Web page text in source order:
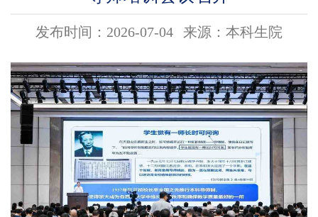
发布时间：2026-07-04 来源：本科生院